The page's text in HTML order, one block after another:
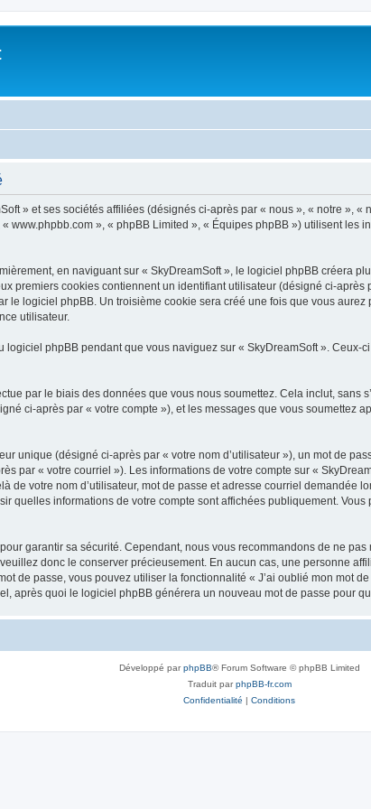
» et ses sociétés affiliées (désignés ci-après par « nous », « notre », «
www.phpbb.com », « phpBB Limited », « Équipes phpBB ») utilisent
en naviguant sur « SkyDreamSoft », le logiciel phpBB créera
premiers cookies contiennent un identifiant utilisateur (désigné ci-
le logiciel phpBB. Un troisième cookie sera créé une fois que vous
utilisateur.
phpBB pendant que vous naviguez sur « SkyDreamSoft ».
par le biais des données que vous nous soumettez. Cela inclut, sans
ci-après par « votre compte »), et les messages que vous soumettez
unique (désigné ci-après par « votre nom d’utilisateur »), un mot de
par « votre courriel »). Les informations de votre compte sur «
de votre nom d’utilisateur, mot de passe et adresse courriel demandée
quelles informations de votre compte sont affichées publiquement.
garantir sa sécurité. Cependant, nous vous recommandons de ne
donc le conserver précieusement. En aucun cas, une personne
de passe, vous pouvez utiliser la fonctionnalité « J’ai oublié mon mot
après quoi le logiciel phpBB générera un nouveau mot de passe pour
Développé parphpBB® Forum Software © phpBB Limited
Traduit parphpBB-fr.com
Confidentialité | Conditions